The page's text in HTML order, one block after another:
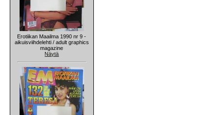
Erotiikan Maailma 1990 nr 9 -
aikuisviihdelehti / adult graphics
magazine
Näytä